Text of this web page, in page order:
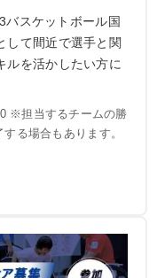
バスケットボール国
して間近で選手と関
ルを活かしたい方に
※担当するチームの勝
る場合もあります。